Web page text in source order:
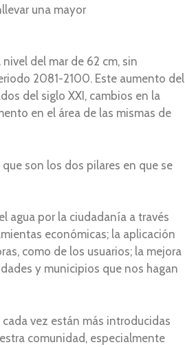
una mayor
del mar de 62 cm, sin
2081-2100. Este aumento del
del siglo XXI, cambios en la
en el área de las mismas de
son los dos pilares en que se
agua por la ciudadanía a través
económicas; la aplicación
como de los usuarios; la mejora
y municipios que nos hagan
vez están más introducidas
comunidad, especialmente